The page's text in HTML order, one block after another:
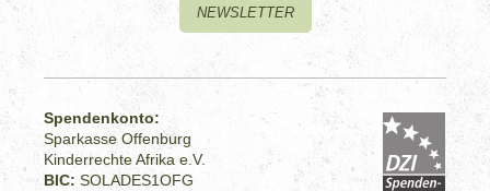
NEWSLETTER
Spendenkonto:
Sparkasse Offenburg
Kinderrechte Afrika e.V.
BIC:SOLADES1OFG